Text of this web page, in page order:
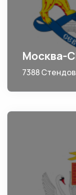
Москва-
7388 Стендов